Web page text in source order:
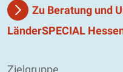
Zu Beratung und
LänderSPECIAL
Zielgruppe